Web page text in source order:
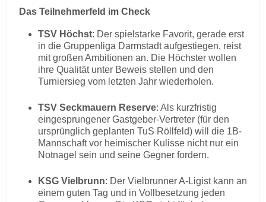
Das Teilnehmerfeld im Check
TSV Höchst: Der spielstarke Favorit, gerade erst
in die Gruppenliga Darmstadt aufgestiegen, reist
mit großen Ambitionen an. Die Höchster wollen
ihre Qualität unter Beweis stellen und den
Turniersieg vom letzten Jahr wiederholen.
TSV Seckmauern Reserve: Als kurzfristig
eingesprungener Gastgeber-Vertreter (für den
ursprünglich geplanten TuS Röllfeld) will die 1B-
Mannschaft vor heimischer Kulisse nicht nur ein
Notnagel sein und seine Gegner fordern.
KSG Vielbrunn: Der Vielbrunner A-Ligist kann an
einem guten Tag und in Vollbesetzung jeden